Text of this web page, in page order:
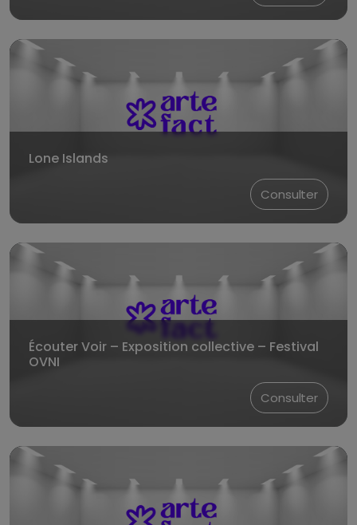
Lone Islands
Consulter
Écouter Voir – Exposition collective – Festival
OVNI
Consulter